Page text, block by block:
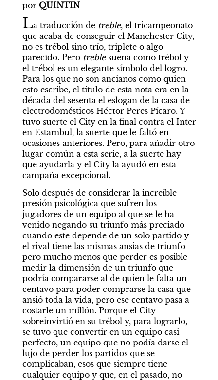
por QUINTIN
La traducción de treble, el tricampeonato
que acaba de conseguir el Manchester City,
no es trébol sino trío, triplete o algo
parecido. Pero treble suena como trébol y
el trébol es un elegante símbolo del logro.
Para los que no son ancianos como quien
esto escribe, el título de esta nota era en la
década del sesenta el eslogan de la casa de
electrodomésticos Héctor Peres Pícaro. Y
tuvo suerte el City en la final contra el Inter
en Estambul, la suerte que le faltó en
ocasiones anteriores. Pero, para añadir otro
lugar común a esta serie, a la suerte hay
que ayudarla y el City la ayudó en esta
campaña excepcional.
Solo después de considerar la increíble
presión psicológica que sufren los
jugadores de un equipo al que se le ha
venido negando su triunfo más preciado
cuando este depende de un solo partido y
el rival tiene las mismas ansias de triunfo
pero mucho menos que perder es posible
medir la dimensión de un triunfo que
podría compararse al de quien le falta un
centavo para poder comprarse la casa que
ansió toda la vida, pero ese centavo pasa a
costarle un millón. Porque el City
sobreinvirtió en su trébol y, para lograrlo,
se tuvo que convertir en un equipo casi
perfecto, un equipo que no podía darse el
lujo de perder los partidos que se
complicaban, esos que siempre tiene
cualquier equipo y que, en el pasado, no